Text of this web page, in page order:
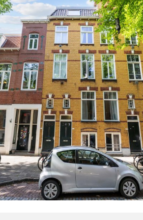
met ons kantoor.1905
en inhoud
365 m2
45 m
210 m2
1.307 m3